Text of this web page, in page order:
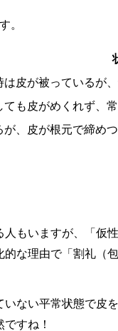
。
は皮が被っているが
ても皮がめくれず、
が、皮が根元で締め
人もいますが、「仮
な理由で「割礼（
ない平常状態で皮
すね！